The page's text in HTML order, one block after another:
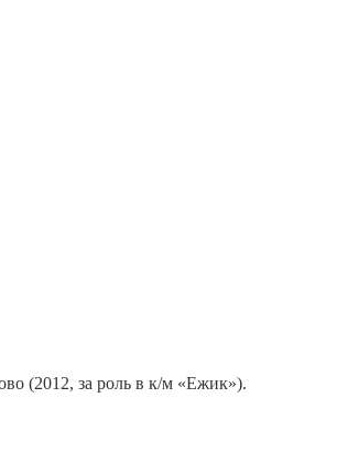
(2012, за роль в к/м «Ежик»).